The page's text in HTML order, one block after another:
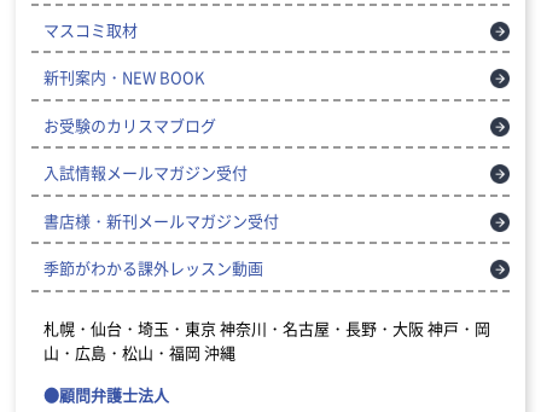
マスコミ取材
新刊案内・NEW BOOK
お受験のカリスマブログ
入試情報メールマガジン受付
書店様・新刊メールマガジン受付
季節がわかる課外レッスン動画
札幌・仙台・埼玉・東京神奈川・名古屋・長野・大阪神戸・岡
山・広島・松山・福岡 沖縄
●顧問弁護士法人